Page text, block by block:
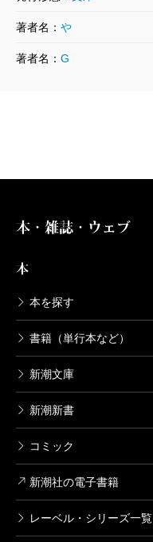
著者名： や
著者名： G
本・雑誌・ウェブ
本
本を探す
書籍（単行本など）
新潮文庫
新潮新書
コミック
新潮社の電子書籍
レーベル・シリーズ一覧